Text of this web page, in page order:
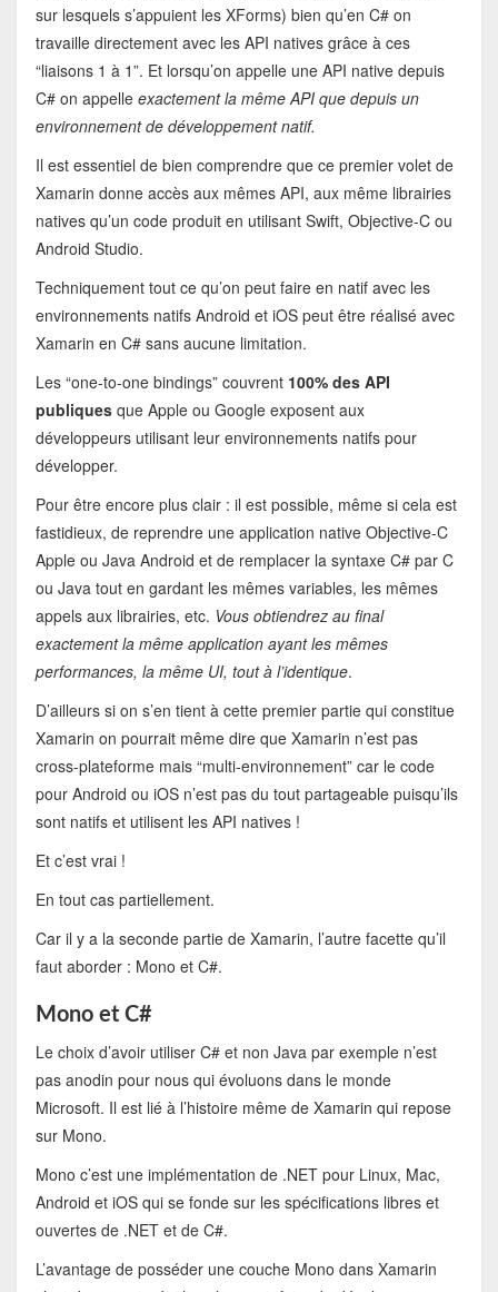
sur lesquels s’appuient les XForms) bien qu’en C# on
travaille directement avec les API natives grâce à ces
“liaisons 1 à 1”. Et lorsqu’on appelle une API native depuis
C# on appelle exactement la même API que depuis un
environnement de développement natif.
Il est essentiel de bien comprendre que ce premier volet de
Xamarin donne accès aux mêmes API, aux même librairies
natives qu’un code produit en utilisant Swift, Objective-C ou
Android Studio.
Techniquement tout ce qu’on peut faire en natif avec les
environnements natifs Android et iOS peut être réalisé avec
Xamarin en C# sans aucune limitation.
Les “one-to-one bindings” couvrent 100% des API
publiquesque Apple ou Google exposent aux
développeurs utilisant leur environnements natifs pour
développer.
Pour être encore plus clair : il est possible, même si cela est
fastidieux, de reprendre une application native Objective-C
Apple ou Java Android et de remplacer la syntaxe C# par C
ou Java tout en gardant les mêmes variables, les mêmes
appels aux librairies, etc. Vous obtiendrez au final
exactement la même application ayant les mêmes
performances, la même UI, tout à l’identique.
D’ailleurs si on s’en tient à cette premier partie qui constitue
Xamarin on pourrait même dire que Xamarin n’est pas
cross-plateforme mais “multi-environnement” car le code
pour Android ou iOS n’est pas du tout partageable puisqu’ils
sont natifs et utilisent les API natives !
Et c’est vrai !
En tout cas partiellement.
Car il y a la seconde partie de Xamarin, l’autre facette qu’il
faut aborder : Mono et C#.
Mono et C#
Le choix d’avoir utiliser C# et non Java par exemple n’est
pas anodin pour nous qui évoluons dans le monde
Microsoft. Il est lié à l’histoire même de Xamarin qui repose
sur Mono.
Mono c’est une implémentation de .NET pour Linux, Mac,
Android et iOS qui se fonde sur les spécifications libres et
ouvertes de .NET et de C#.
L’avantage de posséder une couche Mono dans Xamarin